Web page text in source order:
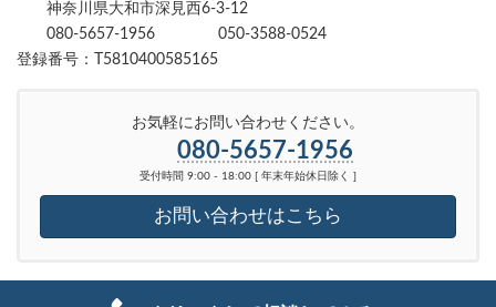
神奈川県大和市深見西6-3-12
080-5657-1956
050-3588-0524
登録番号：T5810400585165
お気軽にお問い合わせください。
080-5657-1956
受付時間 9:00 - 18:00 [ 年末年始休日除く ]
お問い合わせはこちら